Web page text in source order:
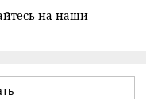
на наши